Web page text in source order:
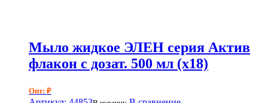
Мыло жидкое ЭЛЕН серия Актив
флакон с дозат. 500 мл (х18)
Опт: ₽